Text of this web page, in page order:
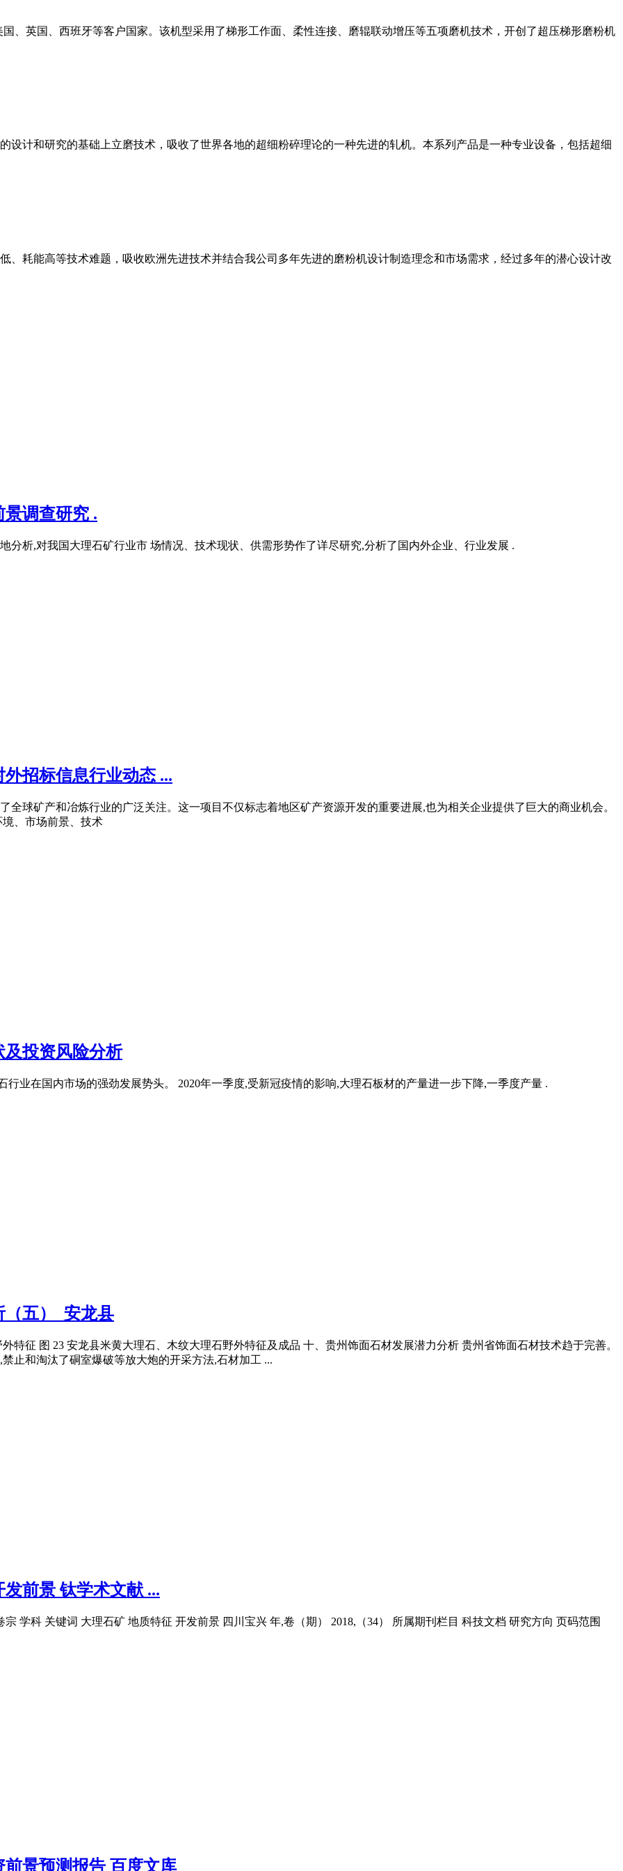
、英国、西班牙等客户国家。该机型采用了梯形工作面、柔性连接、磨辊联动增压等五项磨机技术，开创了超压梯形磨粉机
设计和研究的基础上立磨技术，吸收了世界各地的超细粉碎理论的一种先进的轧机。本系列产品是一种专业设备，包括超细
、耗能高等技术难题，吸收欧洲先进技术并结合我公司多年先进的磨粉机设计制造理念和市场需求，经过多年的潜心设计改
调查研究 .
分析,对我国大理石矿行业市 场情况、技术现状、供需形势作了详尽研究,分析了国内外企业、行业发展 .
招标信息行业动态 ...
全球矿产和冶炼行业的广泛关注。这一项目不仅标志着地区矿产资源开发的重要进展,也为相关企业提供了巨大的商业机会。
、市场前景、技术
及投资风险分析
行业在国内市场的强劲发展势头。 2020年一季度,受新冠疫情的影响,大理石板材的产量进一步下降,一季度产量 .
五）_安龙县
特征 图 23 安龙县米黄大理石、木纹大理石野外特征及成品 十、贵州饰面石材发展潜力分析 贵州省饰面石材技术趋于完善。
止和淘汰了硐室爆破等放大炮的开采方法,石材加工 ...
前景 钛学术文献 ...
学科 关键词 大理石矿 地质特征 开发前景 四川宝兴 年,卷（期） 2018,（34） 所属期刊栏目 科技文档 研究方向 页码范围
景预测报告 百度文库